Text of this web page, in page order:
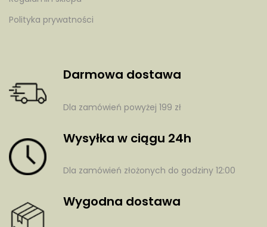
Polityka prywatności
Darmowa dostawa
Dla zamówień powyżej 199 zł
Wysyłka w ciągu 24h
Dla zamówień złożonych do godziny 12:00
Wygodna dostawa